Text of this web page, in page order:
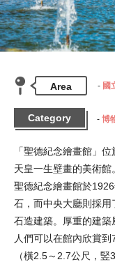
Area 國
Category 博
「聖德紀念繪畫館」
天皇一生壁畫的美術館。
聖德紀念繪畫館於
石，而中央大廳則採
石造建築。厚重的建築
人們可以在館內欣賞
（橫2.5～2.7公尺，